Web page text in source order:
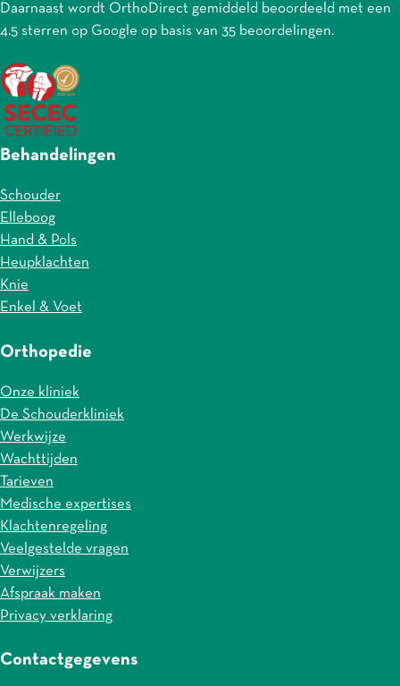
Daarnaast wordt OrthoDirect gemiddeld beoordeeld met een
4.5 sterren op Google op basis van 35 beoordelingen.
Behandelingen
Schouder
Elleboog
Hand & Pols
Heupklachten
Knie
Enkel & Voet
Orthopedie
Onze kliniek
De Schouderkliniek
Werkwijze
Wachttijden
Tarieven
Medische expertises
Klachtenregeling
Veelgestelde vragen
Verwijzers
Afspraak maken
Privacy verklaring
Contactgegevens